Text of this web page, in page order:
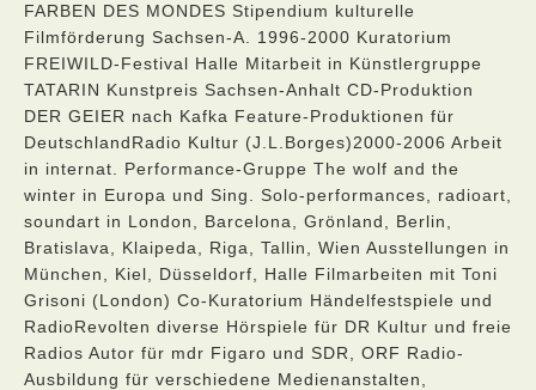
FARBEN DES MONDES Stipendium kulturelle
Filmförderung Sachsen-A. 1996-2000 Kuratorium
FREIWILD-Festival Halle Mitarbeit in Künstlergruppe
TATARIN Kunstpreis Sachsen-Anhalt CD-Produktion
DER GEIER nach Kafka Feature-Produktionen für
DeutschlandRadio Kultur (J.L.Borges)2000-2006 Arbeit
in internat. Performance-Gruppe The wolf and the
winter in Europa und Sing. Solo-performances, radioart,
soundart in London, Barcelona, Grönland, Berlin,
Bratislava, Klaipeda, Riga, Tallin, Wien Ausstellungen in
München, Kiel, Düsseldorf, Halle Filmarbeiten mit Toni
Grisoni (London) Co-Kuratorium Händelfestspiele und
RadioRevolten diverse Hörspiele für DR Kultur und freie
Radios Autor für mdr Figaro und SDR, ORF Radio-
Ausbildung für verschiedene Medienanstalten,